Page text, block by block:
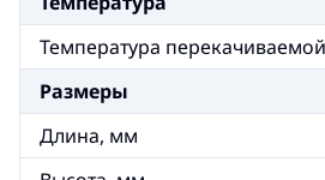
Температура
Размеры
Длина, мм